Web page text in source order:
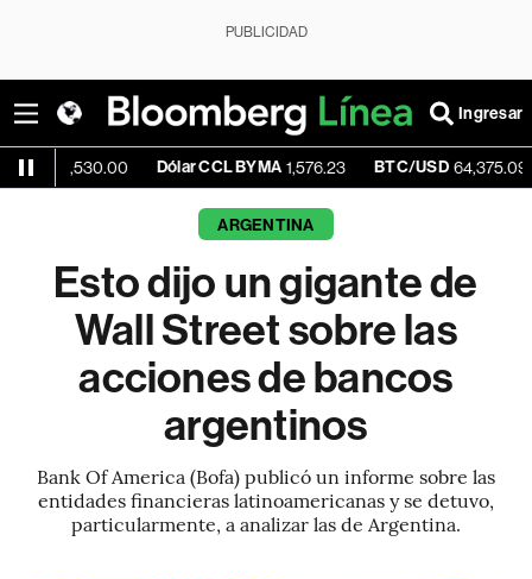
PUBLICIDAD
Ingresar
Dólar CCL BYMA 1,576.23 BTC/USD 64,375.09 -
ARGENTINA
Esto dijo un gigante de
Wall Street sobre las
acciones de bancos
argentinos
Bank Of America (Bofa) publicó un informe sobre las
entidades financieras latinoamericanas y se detuvo,
particularmente, a analizar las de Argentina.